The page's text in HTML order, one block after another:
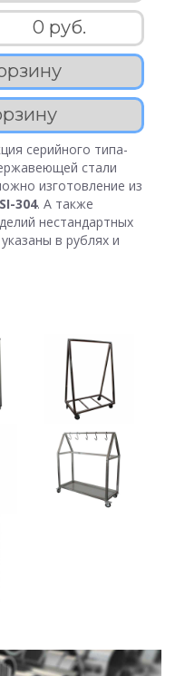
0 руб.
серийного типа-
стали
изготовление из
304. А также
нестандартных
в рублях и